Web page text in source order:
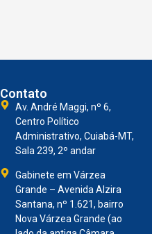
Contato
Av. André Maggi, nº 6,
Centro Político
Administrativo, Cuiabá-MT,
Sala 239, 2º andar
Gabinete em Várzea
Grande – Avenida Alzira
Santana, nº 1.621, bairro
Nova Várzea Grande (ao